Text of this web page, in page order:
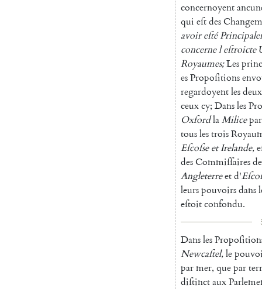
concernoyent
qui eſtdes
avoir eſté Prin
concernel eſtroicte
Royaumes;Les
esPropoſitions
regardoyentlesdeux
ceuxcy; Dansles
OxfordlaMilicepar
touslestrois
Eſcoſse et Irelande,
desCommiſſaires
Angleterreetd'
leurspouvoirsdans
eſtoitconfondu.
Dansles
Newcaſtel,le
parmer, quepar
diſtinctaux